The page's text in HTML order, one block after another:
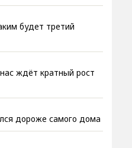
будет третий
ждёт кратный рост
дороже самого дома